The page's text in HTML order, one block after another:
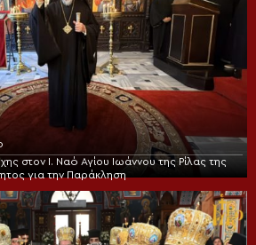
στον I. Ναό Αγίου Ιωάννου της Ρίλας της
για την Παράκληση